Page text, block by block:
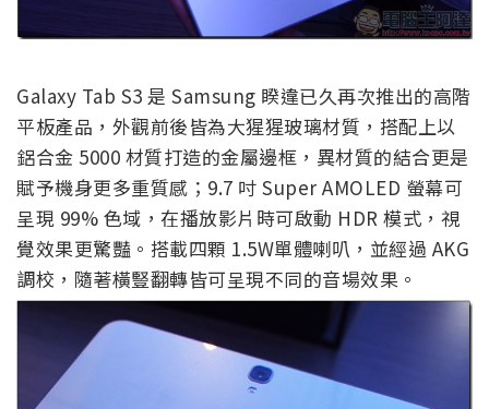
Galaxy Tab S3 是 Samsung 睽違已久再次推出的高階
平板產品，外觀前後皆為大猩猩玻璃材質，搭配上以
鋁合金 5000 材質打造的金屬邊框，異材質的結合更是
賦予機身更多重質感；9.7 吋 Super AMOLED 螢幕可
呈現 99% 色域，在播放影片時可啟動 HDR 模式，視
覺效果更驚豔。搭載四顆 1.5W單體喇叭，並經過 AKG
調校，隨著橫豎翻轉皆可呈現不同的音場效果。